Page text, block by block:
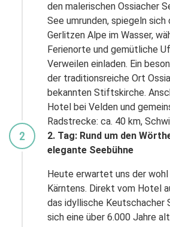
den malerischen Ossiacher
See umrunden, spiegeln sich
Gerlitzen Alpe im Wasser,
Ferienorte und gemütliche
Verweilen einladen. Ein
der traditionsreiche Ort
bekannten Stiftskirche.
Hotel bei Velden und
Radstrecke: ca. 40 km,
2
2. Tag: Rund um den
elegante Seebühne
Heute erwartet uns der
Kärntens. Direkt vom Hotel
das idyllische Keutschacher
sich eine über 6.000 Jahre